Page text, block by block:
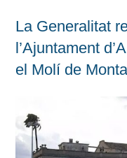
La Generalitat
l’Ajuntament
el Molí de